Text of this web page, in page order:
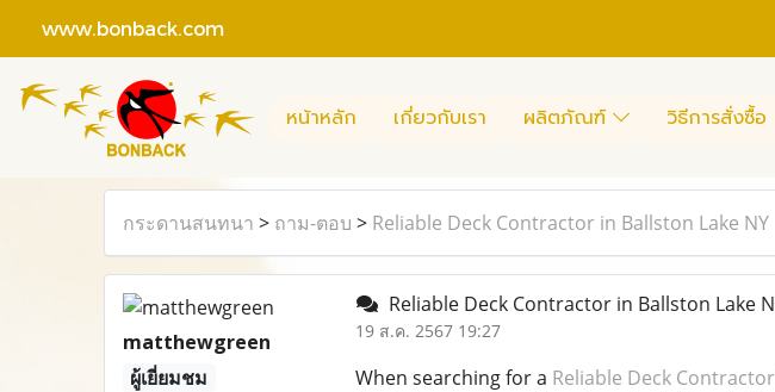
www.bonback.com
หน้าหลัก เกี่ยวกับเรา ผลิตภัณฑ์ วิธีการสั่งซื้อ
กระดานสนทนา > ถาม-ตอบ > Reliable Deck Contractor in Ballston Lake NY
matthewgreen
ผู้เยี่ยมชม
Reliable Deck Contractor in Ballston Lake
19 ส.ค. 2567 19:27
When searching for a Reliable Deck